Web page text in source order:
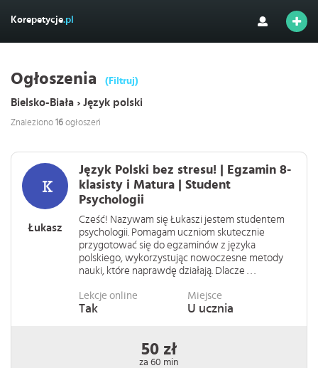
Korepetycje.pl
Ogłoszenia (Filtruj)
Bielsko-Biała › Język polski
Znaleziono 16 ogłoszeń
Łukasz
Język Polski bez stresu! | Egzamin 8-
klasisty i Matura | Student
Psychologii
Cześć! Nazywam się Łukaszi jestem studentem
psychologii. Pomagam uczniom skutecznie
przygotować się do egzaminów z języka
polskiego, wykorzystując nowoczesne metody
nauki, które naprawdę działają. Dlacze . . .
Lekcje online
Tak
Miejsce
U ucznia
50 zł
za 60 min